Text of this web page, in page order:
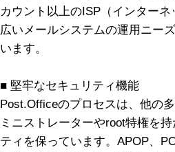
カウント以上のISP（インター
広いメールシステムの運用ニー
います。
■ 堅牢なセキュリティ機能
Post.Officeのプロセスは、他の
ミニストレーターやroot特権を
ティを保っています。APOP、